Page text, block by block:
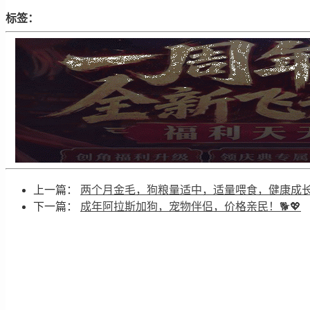
标签：
上一篇： 两个月金毛，狗粮量适中，适量喂食，健康成
下一篇： 成年阿拉斯加狗，宠物伴侣，价格亲民！🐕💖